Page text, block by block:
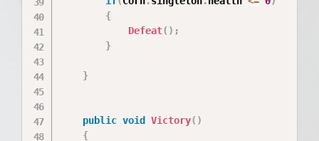
{
Defeat( ) ;
}
}
public void Victory( )
{